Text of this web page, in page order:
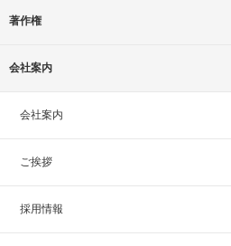
著作権
会社案内
会社案内
ご挨拶
採用情報